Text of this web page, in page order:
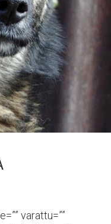
varattu=””